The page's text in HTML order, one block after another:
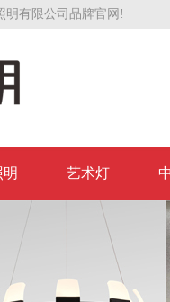
明有限公司品牌官网!
艺术灯